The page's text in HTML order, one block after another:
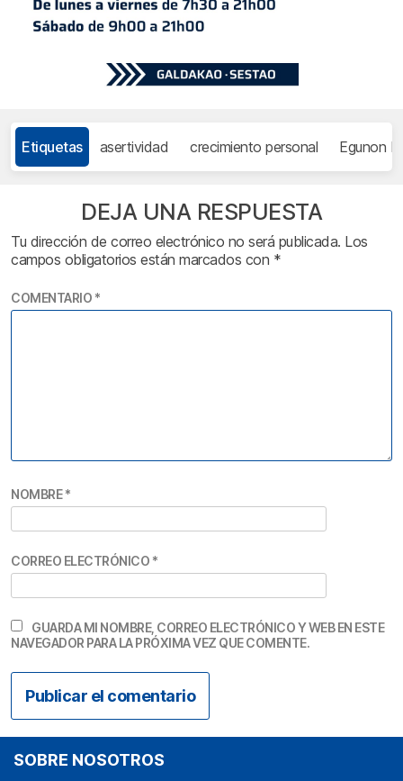
Etiquetas asertividad crecimiento personal Egunon
DEJA UNA RESPUESTA
Tu dirección de correo electrónico no será publicada. Los
campos obligatorios están marcados con *
COMENTARIO *
NOMBRE*
CORREO ELECTRÓNICO *
GUARDA MI NOMBRE, CORREO ELECTRÓNICO Y WEB EN ESTE
NAVEGADOR PARA LA PRÓXIMA VEZ QUE COMENTE.
SOBRE NOSOTROS